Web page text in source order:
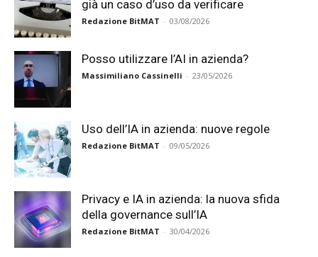
già un caso d’uso da verificare
Redazione BitMAT - 03/08/2026
Posso utilizzare l’AI in azienda?
Massimiliano Cassinelli - 23/05/2026
Uso dell’IA in azienda: nuove regole
Redazione BitMAT - 09/05/2026
Privacy e IA in azienda: la nuova sfida
della governance sull’IA
Redazione BitMAT - 30/04/2026